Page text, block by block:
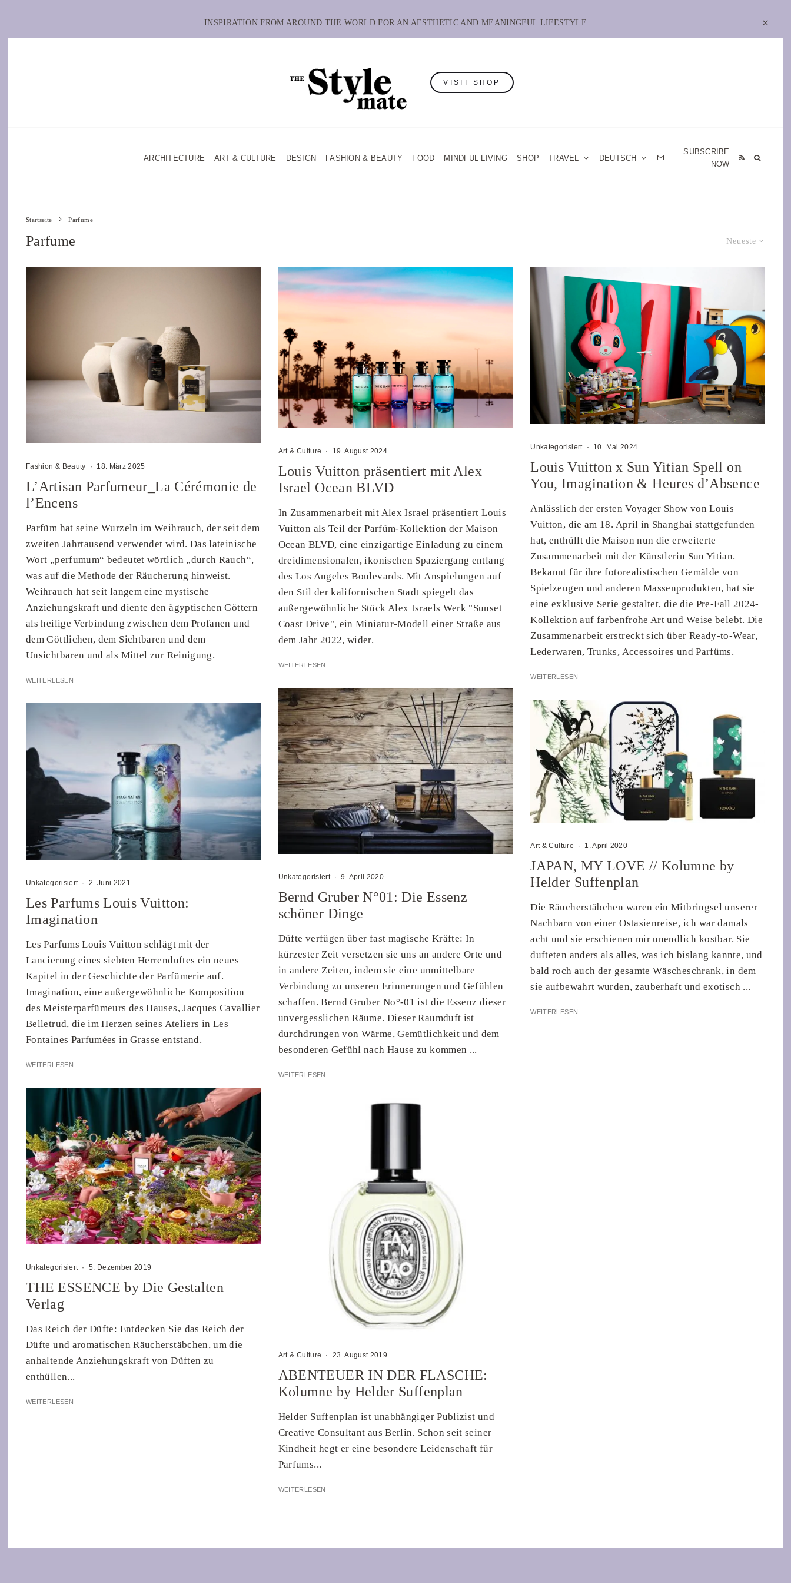
INSPIRATION FROM AROUND THE WORLD FOR AN AESTHETIC AND MEANINGFUL LIFESTYLE
VISIT SHOP
ARCHITECTURE ART & CULTURE DESIGN FASHION & BEAUTY FOOD MINDFUL LIVING SHOP TRAVEL DEUTSCH
SUBSCRIBE
NOW
Startseite Parfume
Neueste
Parfume
Fashion & Beauty · 18. März 2025
L’Artisan Parfumeur_La Cérémonie de
l’Encens
Parfüm hat seine Wurzeln im Weihrauch, der seit dem
zweiten Jahrtausend verwendet wird. Das lateinische
Wort „perfumum“ bedeutet wörtlich „durch Rauch“,
was auf die Methode der Räucherung hinweist.
Weihrauch hat seit langem eine mystische
Anziehungskraft und diente den ägyptischen Göttern
als heilige Verbindung zwischen dem Profanen und
dem Göttlichen, dem Sichtbaren und dem
Unsichtbaren und als Mittel zur Reinigung.
WEITERLESEN
Unkategorisiert · 2. Juni 2021
Les Parfums Louis Vuitton:
Imagination
Les Parfums Louis Vuitton schlägt mit der
Lancierung eines siebten Herrenduftes ein neues
Kapitel in der Geschichte der Parfümerie auf.
Imagination, eine außergewöhnliche Komposition
des Meisterparfümeurs des Hauses, Jacques Cavallier
Belletrud, die im Herzen seines Ateliers in Les
Fontaines Parfumées in Grasse entstand.
WEITERLESEN
Unkategorisiert · 5. Dezember 2019
THE ESSENCE by Die Gestalten
Verlag
Das Reich der Düfte: Entdecken Sie das Reich der
Düfte und aromatischen Räucherstäbchen, um die
anhaltende Anziehungskraft von Düften zu
enthüllen...
WEITERLESEN
Art & Culture · 19. August 2024
Louis Vuitton präsentiert mit Alex
Israel Ocean BLVD
In Zusammenarbeit mit Alex Israel präsentiert Louis
Vuitton als Teil der Parfüm-Kollektion der Maison
Ocean BLVD, eine einzigartige Einladung zu einem
dreidimensionalen, ikonischen Spaziergang entlang
des Los Angeles Boulevards. Mit Anspielungen auf
den Stil der kalifornischen Stadt spiegelt das
außergewöhnliche Stück Alex Israels Werk "Sunset
Coast Drive", ein Miniatur-Modell einer Straße aus
dem Jahr 2022, wider.
WEITERLESEN
Unkategorisiert · 9. April 2020
Bernd Gruber N°01: Die Essenz
schöner Dinge
Düfte verfügen über fast magische Kräfte: In
kürzester Zeit versetzen sie uns an andere Orte und
in andere Zeiten, indem sie eine unmittelbare
Verbindung zu unseren Erinnerungen und Gefühlen
schaffen. Bernd Gruber No°-01 ist die Essenz dieser
unvergesslichen Räume. Dieser Raumduft ist
durchdrungen von Wärme, Gemütlichkeit und dem
besonderen Gefühl nach Hause zu kommen ...
WEITERLESEN
Art & Culture · 23. August 2019
ABENTEUER IN DER FLASCHE:
Kolumne by Helder Suffenplan
Helder Suffenplan ist unabhängiger Publizist und
Creative Consultant aus Berlin. Schon seit seiner
Kindheit hegt er eine besondere Leidenschaft für
Parfums...
WEITERLESEN
Unkategorisiert · 10. Mai 2024
Louis Vuitton x Sun Yitian Spell on
You, Imagination & Heures d’Absence
Anlässlich der ersten Voyager Show von Louis
Vuitton, die am 18. April in Shanghai stattgefunden
hat, enthüllt die Maison nun die erweiterte
Zusammenarbeit mit der Künstlerin Sun Yitian.
Bekannt für ihre fotorealistischen Gemälde von
Spielzeugen und anderen Massenprodukten, hat sie
eine exklusive Serie gestaltet, die die Pre-Fall 2024-
Kollektion auf farbenfrohe Art und Weise belebt. Die
Zusammenarbeit erstreckt sich über Ready-to-Wear,
Lederwaren, Trunks, Accessoires und Parfüms.
WEITERLESEN
Art & Culture · 1. April 2020
JAPAN, MY LOVE // Kolumne by
Helder Suffenplan
Die Räucherstäbchen waren ein Mitbringsel unserer
Nachbarn von einer Ostasienreise, ich war damals
acht und sie erschienen mir unendlich kostbar. Sie
dufteten anders als alles, was ich bislang kannte, und
bald roch auch der gesamte Wäscheschrank, in dem
sie aufbewahrt wurden, zauberhaft und exotisch ...
WEITERLESEN